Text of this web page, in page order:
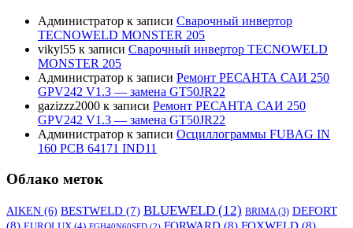
Администратор к записи Сварочный инвертор
TECNOWELD MONSTER 205
vikyl55 к записи Сварочный инвертор TECNOWELD
MONSTER 205
Администратор к записи Ремонт РЕСАНТА САИ 250
GPV242 V1.3 — замена GT50JR22
gazizzz2000 к записи Ремонт РЕСАНТА САИ 250
GPV242 V1.3 — замена GT50JR22
Администратор к записи Осциллограммы FUBAG IN
160 PCB 64171 IND11
Облако меток
AIKEN (6) BESTWELD (7) BLUEWELD (12) BRIMA (3) DEFORT
(8)
FORWARD (8) FOXWELD (8)